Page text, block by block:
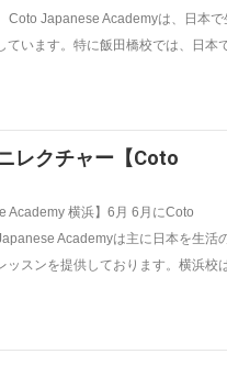
Coto Japanese Academyは、日本で
います。特に飯田橋校では、日本
レクチャー【Coto
Academy 横浜】6月 6月にCoto
Academyは主に日本を生活
ッスンを提供しております。横浜校